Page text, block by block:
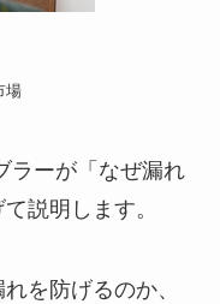
場
ラーが「なぜ漏れ
説明します。
を防げるのか、